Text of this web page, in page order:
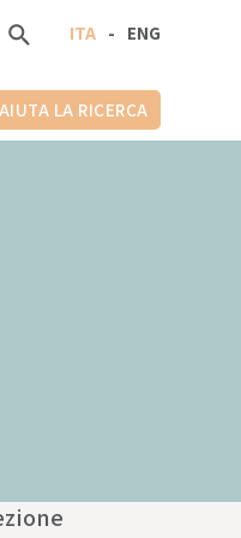
ENG
-
ITA
AIUTA LA RICERCA